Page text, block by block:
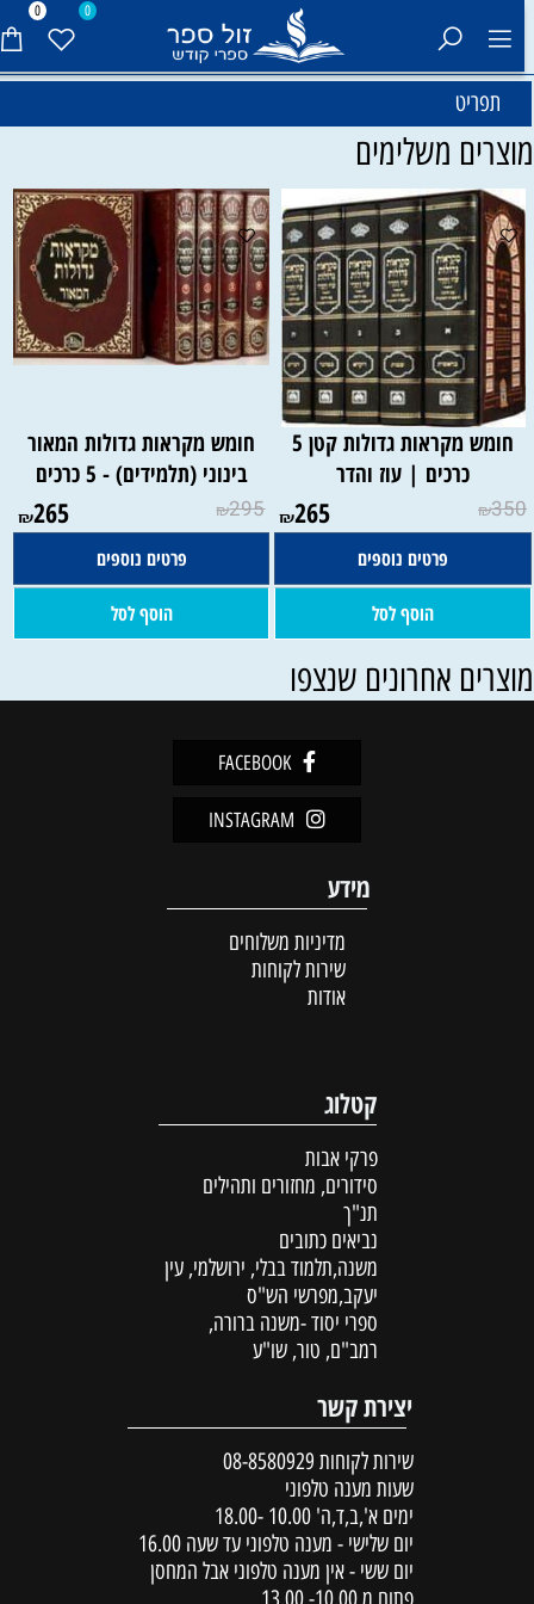
0 0
תפריט
משלימים
חומש מקראות גדולות קטן 5
כרכים | עוז והדר
₪350
₪265
פרטים נוספים
הוסף לסל
חומש מקראות גדולות המאור
בינוני (תלמידים) - 5 כרכים
₪295
₪265
פרטים נוספים
הוסף לסל
אחרונים שנצפו
FACEBOOK
INSTAGRAM
מידע
מדיניות משלוחים
שירות לקוחות
אודות
קטלוג
פרקי אבות
סידורים, מחזורים ותהילים
תנ"ך
נביאים כתובים
משנה,תלמוד בבלי, ירושלמי, עין
יעקב,מפרשי הש"ס
ספרי יסוד -משנה ברורה,
רמב"ם, טור, שו"ע
יצירת קשר
שירות לקוחות 08-8580929
שעות מענה טלפוני
ימים א',ב,ד,ה' 10.00 -18.00
יום שלישי - מענה טלפוני עד שעה 16.00
יום ששי - אין מענה טלפוני אבל המחסן